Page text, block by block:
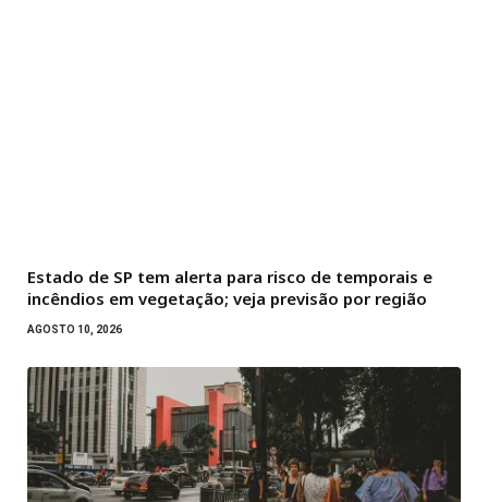
Estado de SP tem alerta para risco de temporais e
incêndios em vegetação; veja previsão por região
AGOSTO 10, 2026